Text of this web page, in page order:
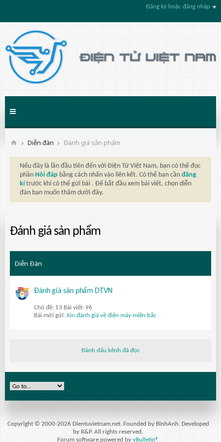
Đăng ký hoặc đăng nhập
Diễn đàn Đánh giá sản phẩm
Nếu đây là lần đầu tiên đến với Điện Tử Việt Nam, bạn có thể đọc
phần Hỏi đáp bằng cách nhấn vào liên kết. Có thể bạn cần đăng
kí trước khi có thể gửi bài . Để bắt đầu xem bài viết, chọn diễn
đàn bạn muốn thăm dưới đây.
Đánh giá sản phẩm
Diễn Ðàn
Đánh giá sản phẩm DTVN
Chủ đề: 13 Bài viết: 96
Bài mới gửi: Xin đánh giá về điện máy miền bắc
Đánh dấu kênh đã đọc
Copyright © 2000-2026 Dientuvietnam.net. Founded by BinhAnh. Developed
by R&P. All rights reserved.
Forum software powered by vBulletin®